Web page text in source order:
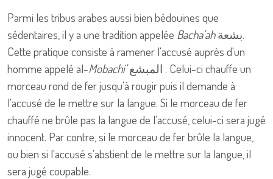
Parmi les tribus arabes aussi bien bédouines que
sédentaires, il y a une tradition appelée Bacha'ahبشعة.
Cette pratique consiste à ramener l'accusé auprès d'un
homme appelé al-Mobachi'المبشع . Celui-ci chauffe un
morceau rond de fer jusqu'à rougir puis il demande à
l'accusé de le mettre sur la langue. Si le morceau de fer
chauffé ne brûle pas la langue de l'accusé, celui-ci sera jugé
innocent. Par contre, si le morceau de fer brûle la langue,
ou bien si l'accusé s'abstient de le mettre sur la langue, il
sera jugé coupable.